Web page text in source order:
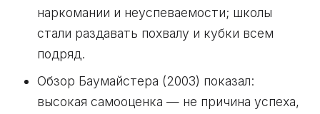
наркомании и неуспеваемости; школы
стали раздавать похвалу и кубки всем
подряд.
Обзор Баумайстера (2003) показал:
высокая самооценка — не причина успеха,